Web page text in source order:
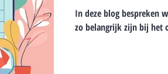
In deze blog bespreken
zo belangrijk zijn bij het